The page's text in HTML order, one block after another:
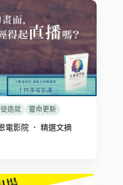
徒造就 靈命更新
電影院 ． 精選文摘